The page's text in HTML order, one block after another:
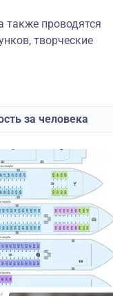
также проводятся
творческие
за человека